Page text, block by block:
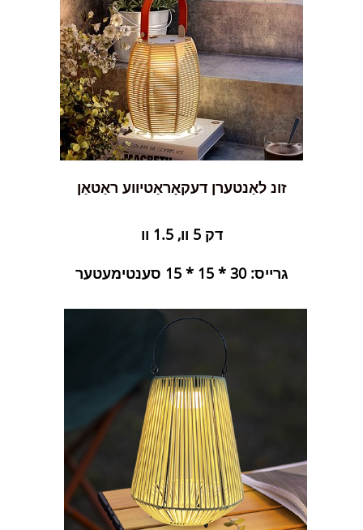
זונ לאַנטערן דעקאָראַטיווע ראַטאַן
דק 5 וו, 1.5 וו
גרייס: 30 * 15 * 15 סענטימעטער